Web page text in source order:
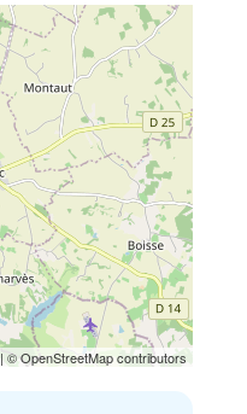
| © OpenStreetMap contributors